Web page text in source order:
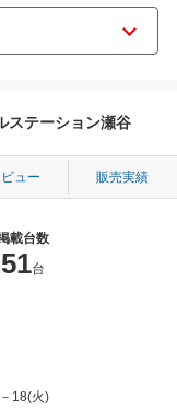
ステーション瀬谷
ュー 販売実績
載台数
51台
18(火)